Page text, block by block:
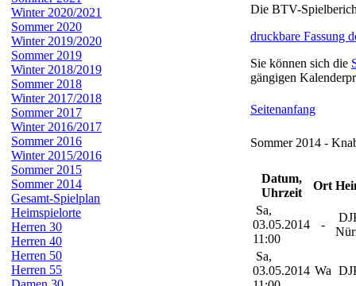
Winter 2020/2021
Sommer 2020
Winter 2019/2020
Sommer 2019
Winter 2018/2019
Sommer 2018
Winter 2017/2018
Sommer 2017
Winter 2016/2017
Sommer 2016
Winter 2015/2016
Sommer 2015
Sommer 2014
Gesamt-Spielplan
Heimspielorte
Herren 30
Herren 40
Herren 50
Herren 55
Die BTV-
druckbare Fassung
Sie können sich die
gängigen
Seitenanfang
Sommer 2014 -
Datum,
Uhrzeit
Ort
Sa,
03.05.2014
11:00
-
Sa,
03.05.2014 Wa